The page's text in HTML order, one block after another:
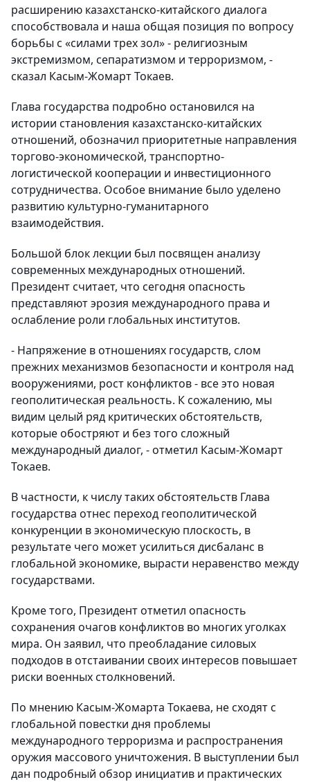
расширению казахстанско-китайского диалога
способствовала и наша общая позиция по вопросу
борьбы с «силами трех зол» - религиозным
экстремизмом, сепаратизмом и терроризмом, -
сказал Касым-Жомарт Токаев.
Глава государства подробно остановился на
истории становления казахстанско-китайских
отношений, обозначил приоритетные направления
торгово-экономической, транспортно-
логистической кооперации и инвестиционного
сотрудничества. Особое внимание было уделено
развитию культурно-гуманитарного
взаимодействия.
Большой блок лекции был посвящен анализу
современных международных отношений.
Президент считает, что сегодня опасность
представляют эрозия международного права и
ослабление роли глобальных институтов.
- Напряжение в отношениях государств, слом
прежних механизмов безопасности и контроля над
вооружениями, рост конфликтов - все это новая
геополитическая реальность. К сожалению, мы
видим целый ряд критических обстоятельств,
которые обостряют и без того сложный
международный диалог, - отметил Касым-Жомарт
Токаев.
В частности, к числу таких обстоятельств Глава
государства отнес переход геополитической
конкуренции в экономическую плоскость, в
результате чего может усилиться дисбаланс в
глобальной экономике, вырасти неравенство между
государствами.
Кроме того, Президент отметил опасность
сохранения очагов конфликтов во многих уголках
мира. Он заявил, что преобладание силовых
подходов в отстаивании своих интересов повышает
риски военных столкновений.
По мнению Касым-Жомарта Токаева, не сходят с
глобальной повестки дня проблемы
международного терроризма и распространения
оружия массового уничтожения. В выступлении был
дан подробный обзор инициатив и практических